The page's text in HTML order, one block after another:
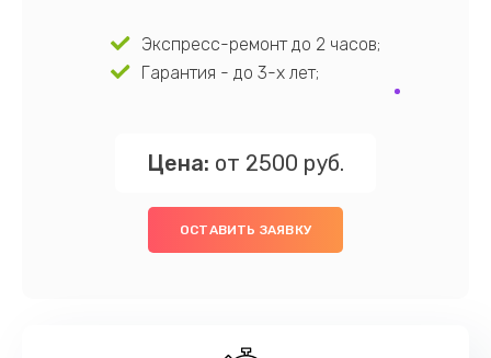
Экспресс-ремонт до 2 часов;
Гарантия - до 3-х лет;
Цена: от 2500 руб.
ОСТАВИТЬ ЗАЯВКУ